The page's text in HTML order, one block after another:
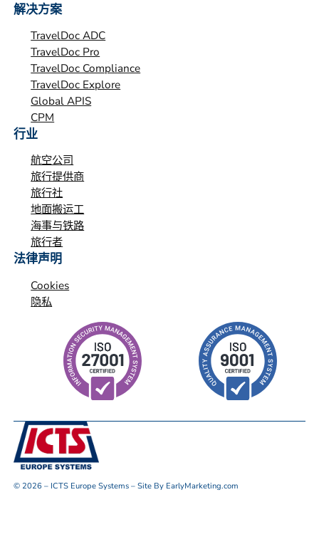
解决方案
TravelDoc ADC
TravelDoc Pro
TravelDoc Compliance
TravelDoc Explore
Global APIS
CPM
行业
航空公司
旅行提供商
旅行社
地面搬运工
海事与铁路
旅行者
法律声明
Cookies
隐私
© 2026 – ICTS Europe Systems – Site By EarlyMarketing.com